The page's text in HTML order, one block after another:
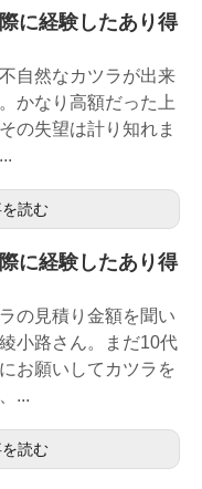
に経験したあり得
自然なカツラが出来
かなり高額だった上
の失望は計り知れま
読む
に経験したあり得
の見積り金額を聞い
小路さん。まだ10代
お願いしてカツラを
...
読む